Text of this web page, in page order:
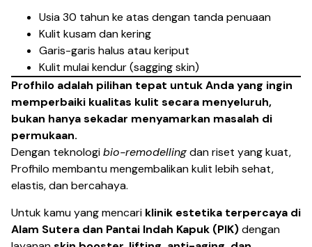
Usia 30 tahun ke atas dengan tanda penuaan
Kulit kusam dan kering
Garis-garis halus atau keriput
Kulit mulai kendur (sagging skin)
Profhilo adalah pilihan tepat untuk Anda yang ingin
memperbaiki kualitas kulit secara menyeluruh,
bukan hanya sekadar menyamarkan masalah di
permukaan.
Dengan teknologibio-remodellingdan riset yang kuat,
Profhilo membantu mengembalikan kulit lebih sehat,
elastis, dan bercahaya.
Untuk kamu yang mencari klinik estetika terpercaya di
Alam Sutera dan Pantai Indah Kapuk (PIK)dengan